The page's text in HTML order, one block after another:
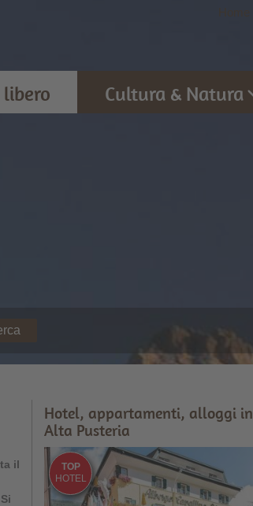
libero Cultura & Natura
il
Hotel, appartamenti, alloggi in
Alta Pusteria
TOP
HOTEL